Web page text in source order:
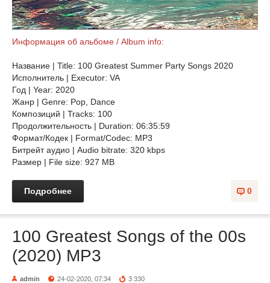
Информация об альбоме / Album info:
Название | Title: 100 Greatest Summer Party Songs 2020
Исполнитель | Executor: VA
Год | Year: 2020
Жанр | Genre: Pop, Dance
Композиций | Tracks: 100
Продолжительность | Duration: 06:35:59
Формат/Кодек | Format/Codec: MP3
Битрейт аудио | Audio bitrate: 320 kbps
Размер | File size: 927 MB
0
Подробнее
100 Greatest Songs of the 00s
(2020) MP3
admin 24-02-2020, 07:34 3 330